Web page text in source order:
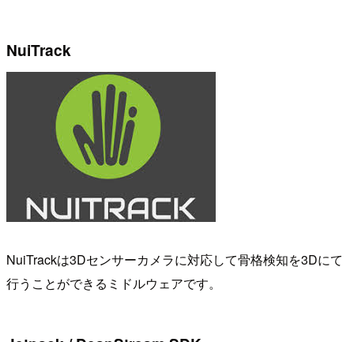
NuiTrack
NuiTrackは3Dセンサーカメラに対応して骨格検知を3Dにて
行うことができるミドルウェアです。